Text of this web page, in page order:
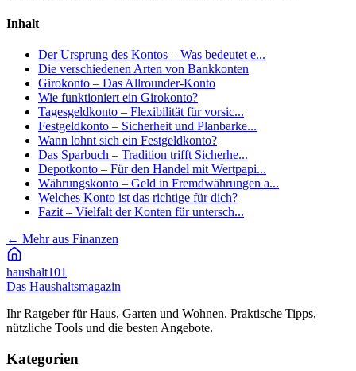
Inhalt
Der Ursprung des Kontos – Was bedeutet e...
Die verschiedenen Arten von Bankkonten
Girokonto – Das Allrounder-Konto
Wie funktioniert ein Girokonto?
Tagesgeldkonto – Flexibilität für vorsic...
Festgeldkonto – Sicherheit und Planbarke...
Wann lohnt sich ein Festgeldkonto?
Das Sparbuch – Tradition trifft Sicherhe...
Depotkonto – Für den Handel mit Wertpapi...
Währungskonto – Geld in Fremdwährungen a...
Welches Konto ist das richtige für dich?
Fazit – Vielfalt der Konten für untersch...
← Mehr aus Finanzen
haushalt101
Das Haushaltsmagazin
Ihr Ratgeber für Haus, Garten und Wohnen. Praktische Tipps,
nützliche Tools und die besten Angebote.
Kategorien